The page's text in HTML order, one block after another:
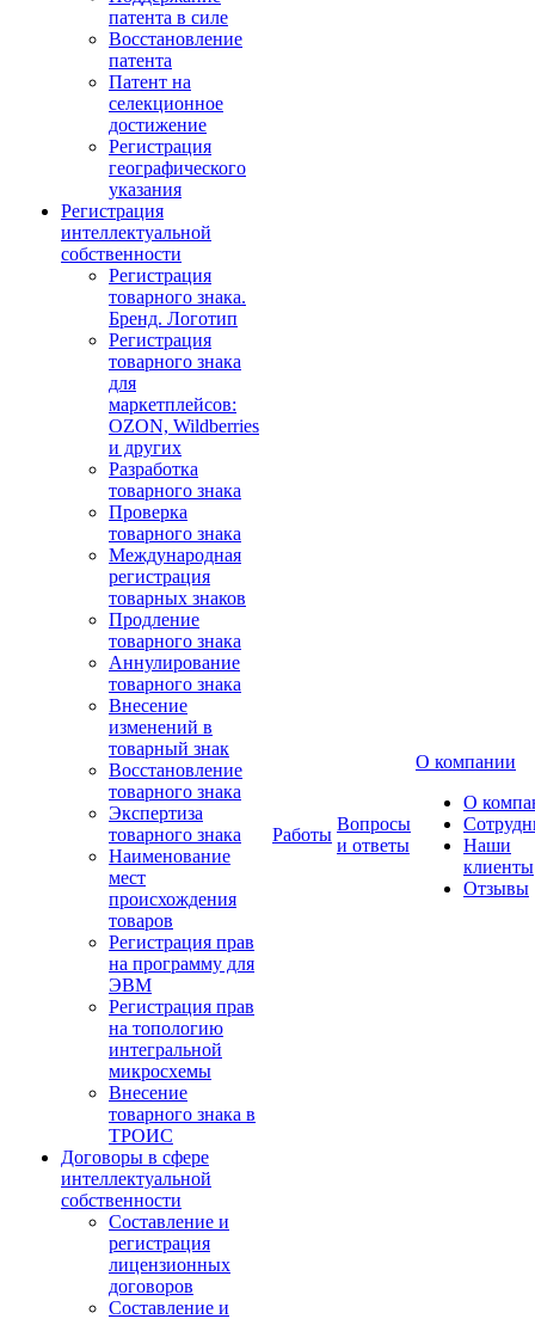
патента в силе
Восстановление
патента
Патент на
селекционное
достижение
Регистрация
географического
указания
Регистрация
интеллектуальной
собственности
Регистрация
товарного знака.
Бренд. Логотип
Регистрация
товарного знака
для
маркетплейсов:
OZON, Wildberries
и других
Разработка
товарного знака
Проверка
товарного знака
Международная
регистрация
товарных знаков
Продление
товарного знака
Аннулирование
товарного знака
Внесение
изменений в
товарный знак
Восстановление
товарного знака
Экспертиза
товарного знака
Наименование
мест
происхождения
товаров
Регистрация прав
на программу для
ЭВМ
Регистрация прав
на топологию
интегральной
микросхемы
Внесение
товарного знака в
ТРОИС
Договоры в сфере
интеллектуальной
собственности
Составление и
регистрация
лицензионных
договоров
Составление и
Работы
Вопросы
и ответы
О компании
О
Наши
клиенты
Отзывы